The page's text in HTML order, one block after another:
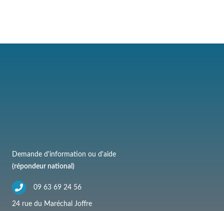
Demande d'information ou d'aide
(répondeur national)
09 63 69 24 56
24 rue du Maréchal Joffre